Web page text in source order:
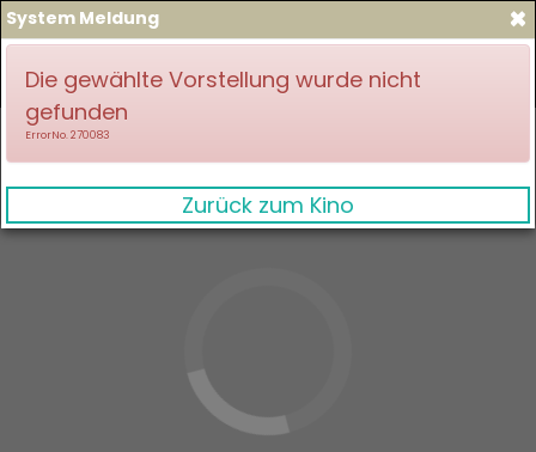
×
System Meldung
Die gewählte Vorstellung wurde nicht
gefunden
ErrorNo. 270083
Zurück zum Kino